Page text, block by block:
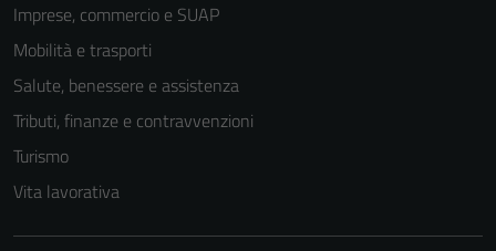
Imprese, commercio e SUAP
Mobilità e trasporti
Salute, benessere e assistenza
Tributi, finanze e contravvenzioni
Turismo
Vita lavorativa